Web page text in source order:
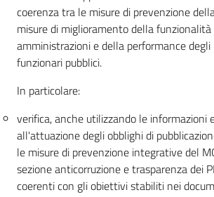
coerenza tra le misure di prevenzione
misure di miglioramento della
amministrazioni e della performance degli
funzionari pubblici.
In particolare:
verifica, anche utilizzando le informazioni
all'attuazione degli obblighi di
le misure di prevenzione integrative del
sezione anticorruzione e trasparenza dei
coerenti con gli obiettivi stabiliti nei